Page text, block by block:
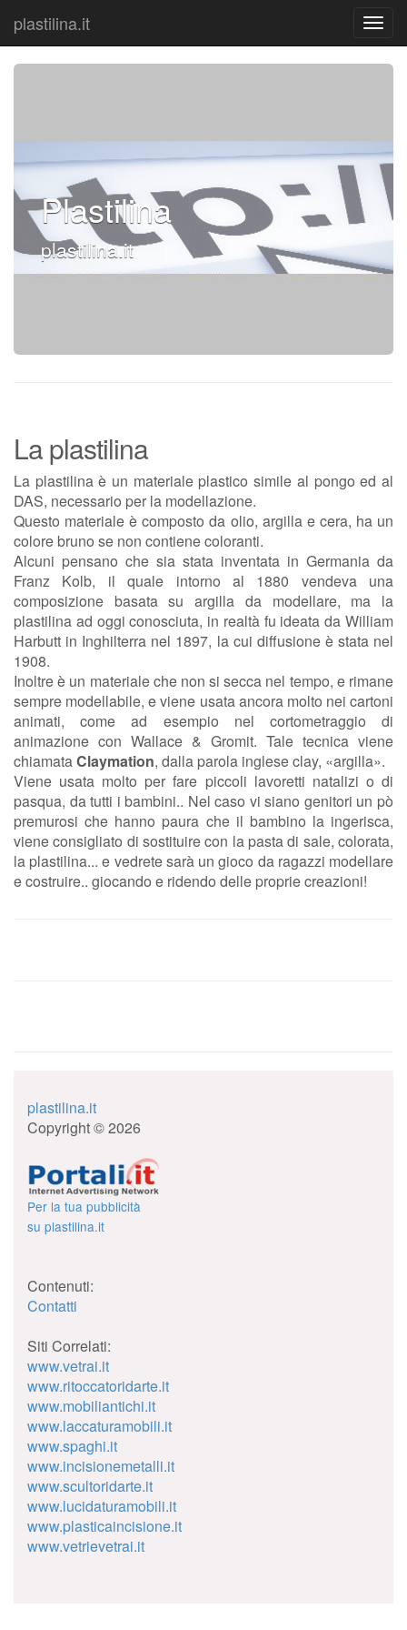
plastilina.it
Plastilina
plastilina.it
La plastilina
La plastilina è un materiale plastico simile al pongo ed al
DAS, necessario per la modellazione.
Questo materiale è composto da olio, argilla e cera, ha un
colore bruno se non contiene coloranti.
Alcuni pensano che sia stata inventata in Germania da
Franz Kolb, il quale intorno al 1880 vendeva una
composizione basata su argilla da modellare, ma la
plastilina ad oggi conosciuta, in realtà fu ideata da William
Harbutt in Inghilterra nel 1897, la cui diffusione è stata nel
1908.
Inoltre è un materiale che non si secca nel tempo, e rimane
sempre modellabile, e viene usata ancora molto nei cartoni
animati, come ad esempio nel cortometraggio di
animazione con Wallace & Gromit. Tale tecnica viene
chiamataClaymation, dalla parola inglese clay, «argilla».
Viene usata molto per fare piccoli lavoretti natalizi o di
pasqua, da tutti i bambini.. Nel caso vi siano genitori un pò
premurosi che hanno paura che il bambino la ingerisca,
viene consigliato di sostituire con la pasta di sale, colorata,
la plastilina... e vedrete sarà un gioco da ragazzi modellare
e costruire.. giocando e ridendo delle proprie creazioni!
plastilina.it
Copyright © 2026
Per la tua pubblicità
su plastilina.it
Contenuti:
Contatti
Siti Correlati:
www.vetrai.it
www.ritoccatoridarte.it
www.mobiliantichi.it
www.laccaturamobili.it
www.spaghi.it
www.incisionemetalli.it
www.scultoridarte.it
www.lucidaturamobili.it
www.plasticaincisione.it
www.vetrievetrai.it